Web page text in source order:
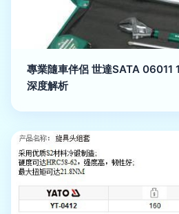
專業隨車伴侶 世達SATA 06011
深度解析